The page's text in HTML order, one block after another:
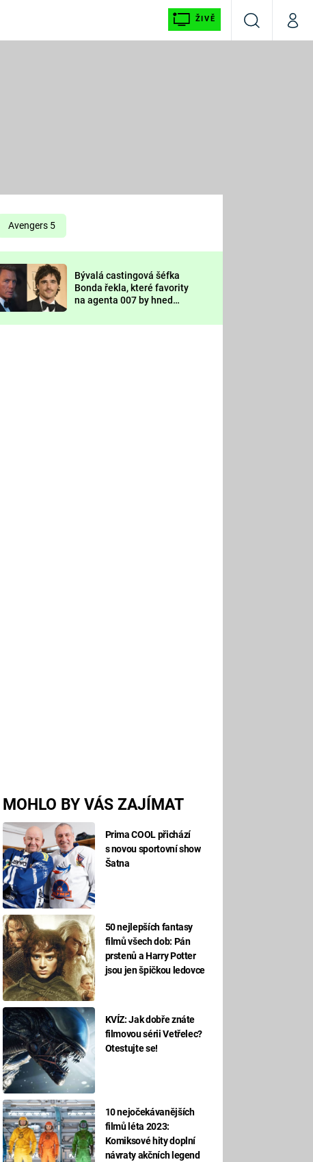
ŽIVĚ
VyhledáváníMůj
Prima LAJK
Sledujte nás
Avengers 5
Bývalá castingová šéfka
Bonda řekla, které favority
na agenta 007 by hned
MOHLO BY VÁS ZAJÍMAT
Prima COOL přichází
s novou sportovní show
Šatna
50 nejlepších fantasy
filmů všech dob: Pán
prstenů a Harry Potter
jsou jen špičkou ledovce
KVÍZ: Jak dobře znáte
filmovou sérii Vetřelec?
Otestujte se!
10 nejočekávanějších
filmů léta 2023:
Komiksové hity doplní
návraty akčních legend